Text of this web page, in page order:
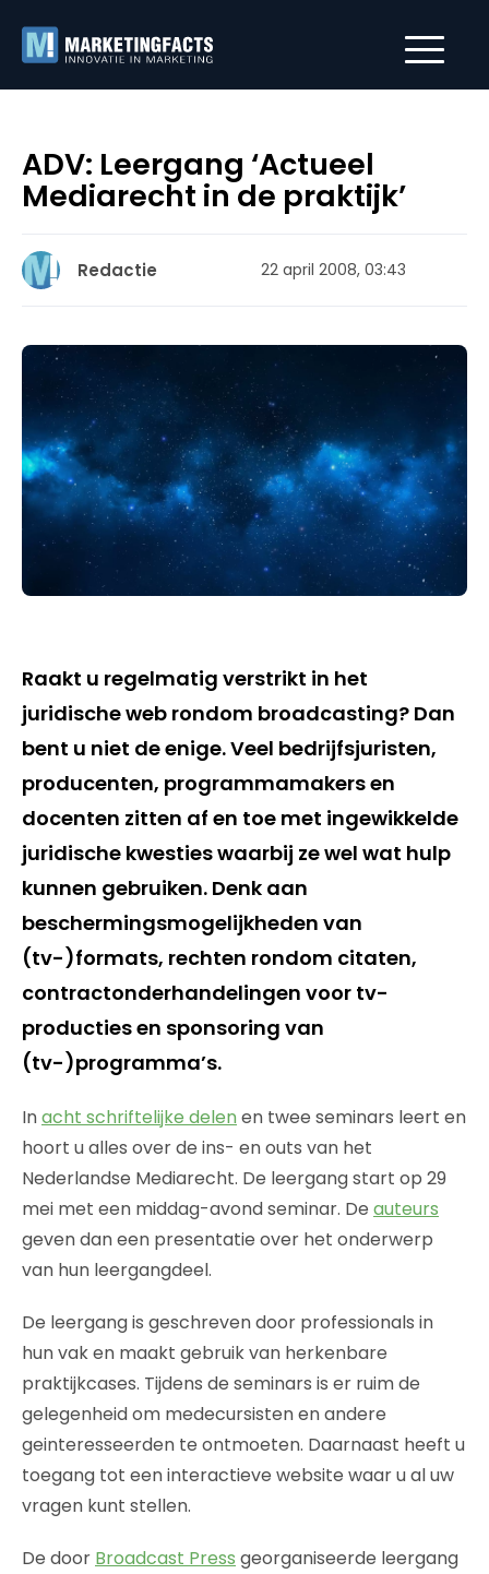
ADV: Leergang ‘Actueel
Mediarecht in de praktijk’
Redactie 22 april 2008, 03:43
Raakt u regelmatig verstrikt in het
juridische web rondom broadcasting? Dan
bent u niet de enige. Veel bedrijfsjuristen,
producenten, programmamakers en
docenten zitten af en toe met ingewikkelde
juridische kwesties waarbij ze wel wat hulp
kunnen gebruiken. Denk aan
beschermingsmogelijkheden van
(tv-)formats, rechten rondom citaten,
contractonderhandelingen voor tv-
producties en sponsoring van
(tv-)programma’s.
Inacht schriftelijke delen en twee seminars leert en
hoort u alles over de ins- en outs van het
Nederlandse Mediarecht. De leergang start op 29
mei met een middag-avond seminar. De auteurs
geven dan een presentatie over het onderwerp
van hun leergangdeel.
De leergang is geschreven door professionals in
hun vak en maakt gebruik van herkenbare
praktijkcases. Tijdens de seminars is er ruim de
gelegenheid om medecursisten en andere
geinteresseerden te ontmoeten. Daarnaast heeft u
toegang tot een interactieve website waar u al uw
vragen kunt stellen.
De door Broadcast Press georganiseerde leergang